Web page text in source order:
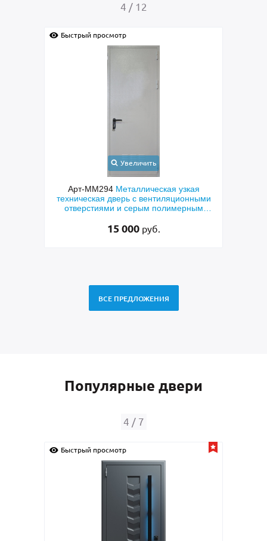
4 / 12
Быстрый просмотр
Увеличить
Арт-ММ294 Металлическая узкая
техническая дверь с вентиляционными
отверстиями и серым полимерным
15 000 руб.
ВСЕ ПРЕДЛОЖЕНИЯ
Популярные двери
4 / 7
Быстрый просмотр